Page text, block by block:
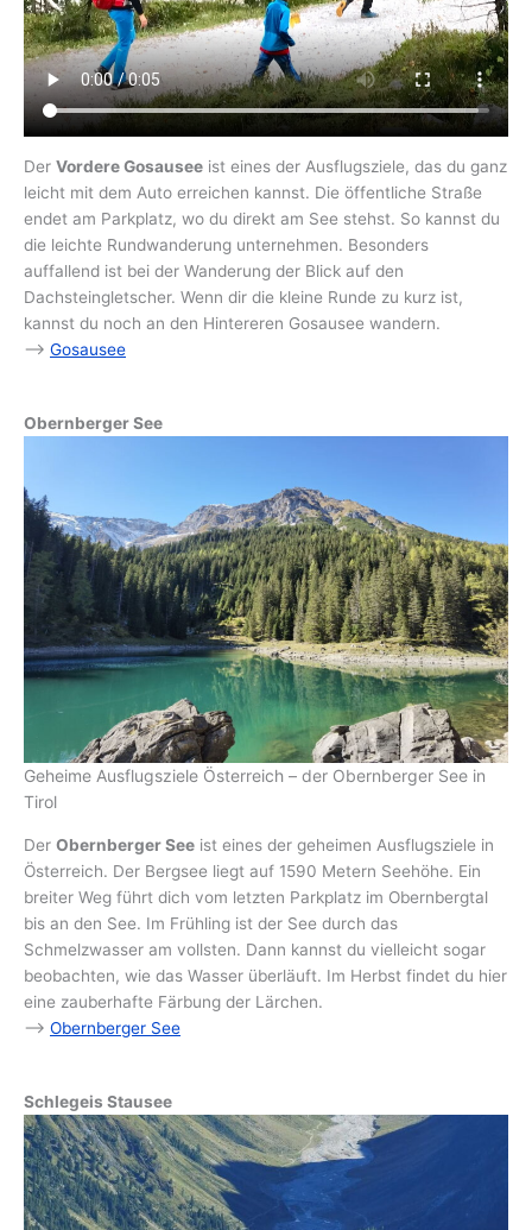
Der Vordere Gosausee ist eines der Ausflugsziele, das du ganz
leicht mit dem Auto erreichen kannst. Die öffentliche Straße
endet am Parkplatz, wo du direkt am See stehst. So kannst du
die leichte Rundwanderung unternehmen. Besonders
auffallend ist bei der Wanderung der Blick auf den
Dachsteingletscher. Wenn dir die kleine Runde zu kurz ist,
kannst du noch an den Hintereren Gosausee wandern.
–> Gosausee
Obernberger See
Geheime Ausflugsziele Österreich – der Obernberger See in
Tirol
Der Obernberger See ist eines der geheimen Ausflugsziele in
Österreich. Der Bergsee liegt auf 1590 Metern Seehöhe. Ein
breiter Weg führt dich vom letzten Parkplatz im Obernbergtal
bis an den See. Im Frühling ist der See durch das
Schmelzwasser am vollsten. Dann kannst du vielleicht sogar
beobachten, wie das Wasser überläuft. Im Herbst findet du hier
eine zauberhafte Färbung der Lärchen.
–> Obernberger See
Schlegeis Stausee